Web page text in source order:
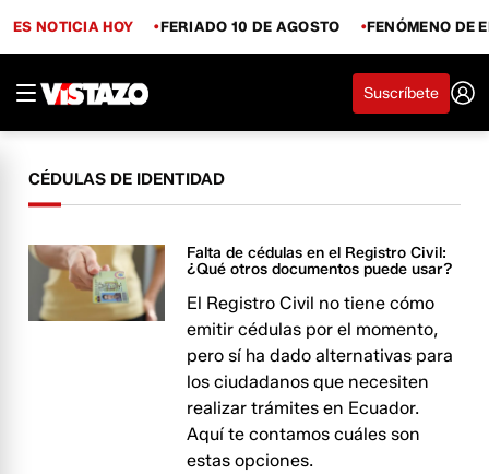
ES NOTICIA HOY FERIADO 10 DE AGOSTO FENÓMENO DE
Suscríbete
CÉDULAS DE IDENTIDAD
Falta de cédulas en el Registro Civil:
¿Qué otros documentos puede usar?
El Registro Civil no tiene cómo
emitir cédulas por el momento,
pero sí ha dado alternativas para
los ciudadanos que necesiten
realizar trámites en Ecuador.
Aquí te contamos cuáles son
estas opciones.